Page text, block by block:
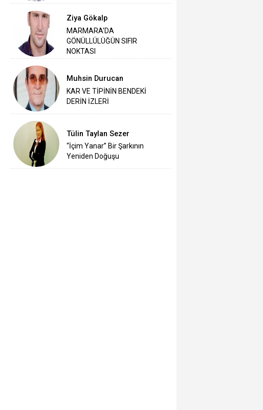
Ziya Gökalp
MARMARA’DA
GÖNÜLLÜLÜĞÜN SIFIR
NOKTASI
Muhsin Durucan
KAR VE TİPİNİN BENDEKİ
DERİN İZLERİ
Tülin Taylan Sezer
“İçim Yanar” Bir Şarkının
Yeniden Doğuşu